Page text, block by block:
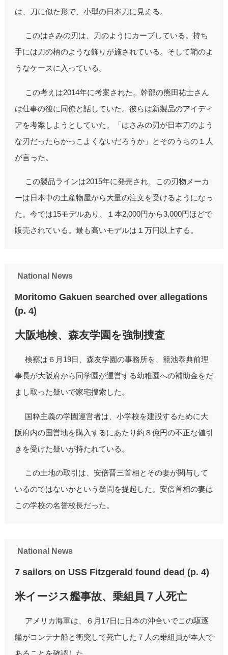
は、刀に似た形で、小型の日本刀に見える。
このはさみの刃は、刀のようにカーブしている。持ち
手には刀の柄のような飾りが施されている。そして鞘のよ
うなケースに入っている。
この考えは2014年に考案された。幹部の熊田祐士さん
は仕事の後に同僚と話していた。彼らは新製品のアイディ
アを考案しようとしていた。「はさみの刃が日本刀のよう
な刃だったらかっこよくないだろうか」とそのうちの１人
が言った。
この製品ラインは2015年に発売され、この刃物メーカ
ーは日本中の土産物屋から大量の注文を受けるようになっ
た。今では15モデルあり、１本2,000円から3,000円ほどで
販売されている。最も高いモデルは１万円以上する。
National News
Moritomo Gakuen searched over allegations
(p. 4)
大阪地検、森友学園を強制捜査
検察は６月19日、森友学園の事務所を、籠池泰典前理
事長が大阪府から同学園が運営する幼稚園への補助金をだ
まし取った疑いで家宅捜索した。
国粋主義の学園運営者は、小学校を建設するために大
阪府内の国営地を購入するにあたり約８億円の不正な値引
きを受けた疑いが持たれている。
この土地の取引は、安倍晋三首相とその妻が関与して
いるのではないかという疑問を提起した。安倍首相の妻は
この学校の名誉校長だった。
National News
7 sailors on USS Fitzgerald found dead (p. 4)
米イージス艦事故、乗組員７人死亡
アメリカ海軍は、６月17日に日本の沖合いでこの駆逐
艦がコンテナ船と衝突して死亡した７人の乗組員が本人で